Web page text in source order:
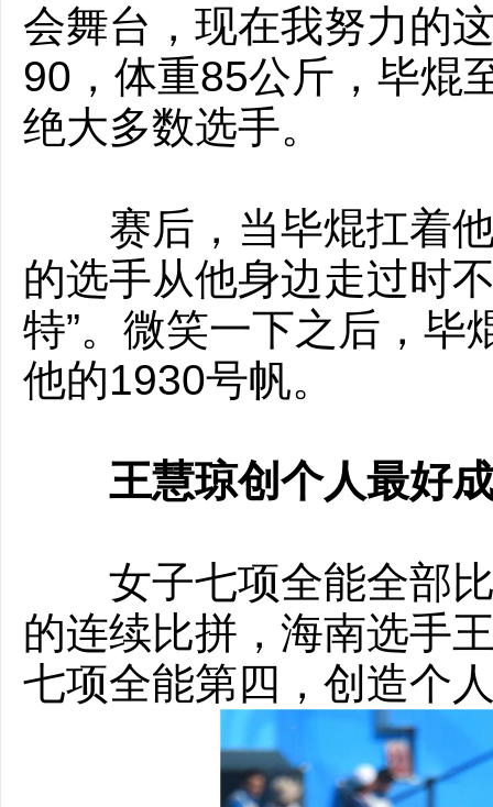
会舞台，现在我努力的
90，体重85公斤，毕焜
绝大多数选手。
赛后，当毕焜扛着他
的选手从他身边走过时
特”。微笑一下之后，毕
他的1930号帆。
王慧琼创个人最好
女子七项全能全部比
的连续比拼，海南选手
七项全能第四，创造个